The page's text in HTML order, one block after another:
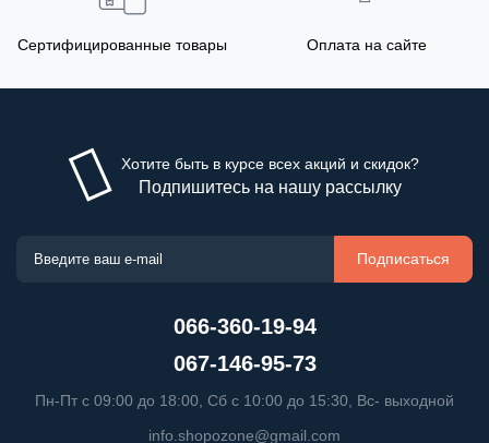
Сертифицированные товары Оплата на сайте
Хотите быть в курсе всех акций и скидок?
Подпишитесь на нашу рассылку
Подписаться
066-360-19-94
067-146-95-73
Пн-Пт с 09:00 до 18:00, Сб с 10:00 до 15:30, Вс- выходной
info.shopozone@gmail.com